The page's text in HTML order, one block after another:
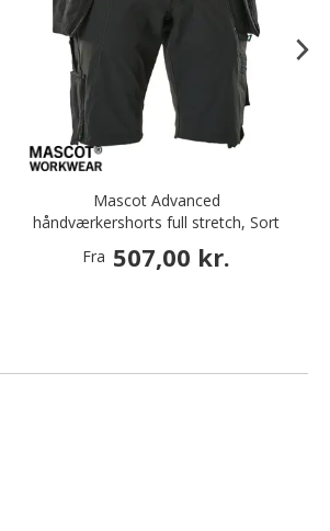
Mascot Advanced
håndværkershorts full stretch, Sort
Fra 507,00 kr.